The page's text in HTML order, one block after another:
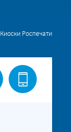
Киоски Роспечати